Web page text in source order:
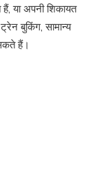
या अपनी शिकायत
बुकिंग, सामान्य
हैं।